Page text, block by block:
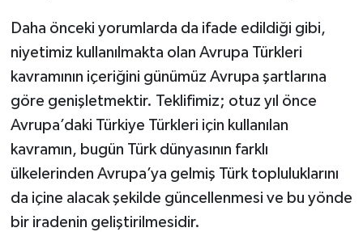
Daha önceki yorumlarda da ifade edildiği gibi,
niyetimiz kullanılmakta olan Avrupa Türkleri
kavramının içeriğini günümüz Avrupa şartlarına
göre genişletmektir. Teklifimiz; otuz yıl önce
Avrupa’daki Türkiye Türkleri için kullanılan
kavramın, bugün Türk dünyasının farklı
ülkelerinden Avrupa’ya gelmiş Türk topluluklarını
da içine alacak şekilde güncellenmesi ve bu yönde
bir iradenin geliştirilmesidir.